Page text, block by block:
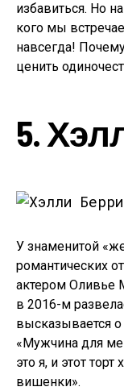
избавиться. Но
кого мы
навсегда!
ценить
5.
У знаменитой
романтических
актером Оливье
в 2016-м
высказывается
«Мужчина для
это я, и этот
вишенки».